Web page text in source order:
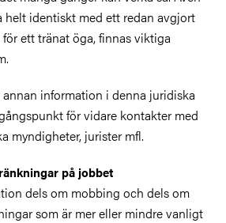
helt identiskt med ett redan avgjort
ett tränat öga, finnas viktiga
information i denna juridiska
för vidare kontakter med
myndigheter, jurister mfl.
på jobbet
dels om mobbing och dels om
som är mer eller mindre vanligt